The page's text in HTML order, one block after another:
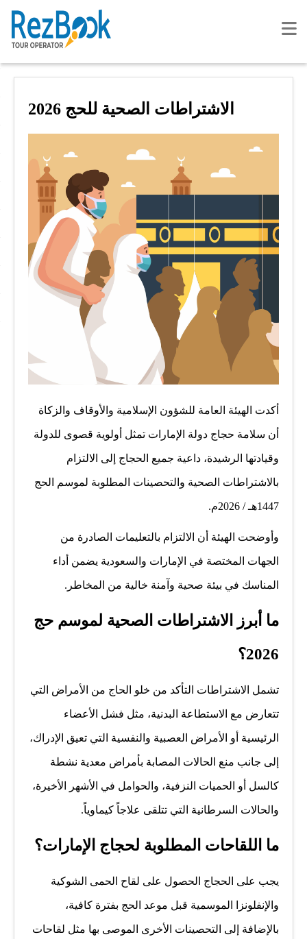
الاشتراطات الصحية للحج 2026
أكدت الهيئة العامة للشؤون الإسلامية والأوقاف والزكاة
أن سلامة حجاج دولة الإمارات تمثل أولوية قصوى للدولة
وقيادتها الرشيدة، داعية جميع الحجاج إلى الالتزام
بالاشتراطات الصحية والتحصينات المطلوبة لموسم الحج
1447هـ / 2026م.
وأوضحت الهيئة أن الالتزام بالتعليمات الصادرة من
الجهات المختصة في الإمارات والسعودية يضمن أداء
المناسك في بيئة صحية وآمنة خالية من المخاطر.
ما أبرز الاشتراطات الصحية لموسم حج
2026؟
تشمل الاشتراطات التأكد من خلو الحاج من الأمراض التي
تتعارض مع الاستطاعة البدنية، مثل فشل الأعضاء
الرئيسية أو الأمراض العصبية والنفسية التي تعيق الإدراك،
إلى جانب منع الحالات المصابة بأمراض معدية نشطة
كالسل أو الحميات النزفية، والحوامل في الأشهر الأخيرة،
والحالات السرطانية التي تتلقى علاجاً كيماوياً.
ما اللقاحات المطلوبة لحجاج الإمارات؟
يجب على الحجاج الحصول على لقاح الحمى الشوكية
والإنفلونزا الموسمية قبل موعد الحج بفترة كافية،
بالإضافة إلى التحصينات الأخرى الموصى بها مثل لقاحات